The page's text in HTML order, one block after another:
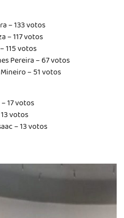
– 133 votos
– 117 votos
115 votos
Pereira – 67 votos
– 51 votos
17 votos
votos
– 13 votos